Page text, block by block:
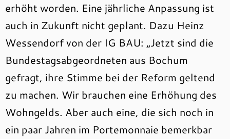
erhöht worden. Eine jährliche Anpassung ist
auch in Zukunft nicht geplant. Dazu Heinz
Wessendorf von der IG BAU: „Jetzt sind die
Bundestagsabgeordneten aus Bochum
gefragt, ihre Stimme bei der Reform geltend
zu machen. Wir brauchen eine Erhöhung des
Wohngelds. Aber auch eine, die sich noch in
ein paar Jahren im Portemonnaie bemerkbar